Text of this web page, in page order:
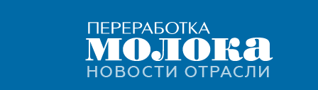
Переработка
молока
|
Новости